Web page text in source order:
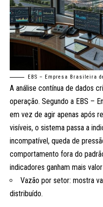
EBS – Empresa Brasileira
A análise contínua de dados
operação. Segundo a EBS –
em vez de agir apenas após
visíveis, o sistema passa a
incompatível, queda de
comportamento fora do
indicadores ganham mais
Vazão por setor: mostra
distribuído.